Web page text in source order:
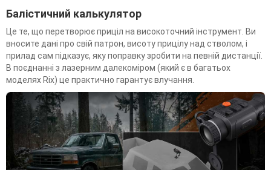
Балістичний калькулятор
Це те, що перетворює приціл на високоточний інструмент. Ви
вносите дані про свій патрон, висоту прицілу над стволом, і
прилад сам підказує, яку поправку зробити на певній дистанції.
В поєднанні з лазерним далекоміром (який є в багатьох
моделях Rix) це практично гарантує влучання.